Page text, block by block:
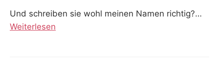
Und schreiben sie wohl meinen Namen richtig?…
Weiterlesen